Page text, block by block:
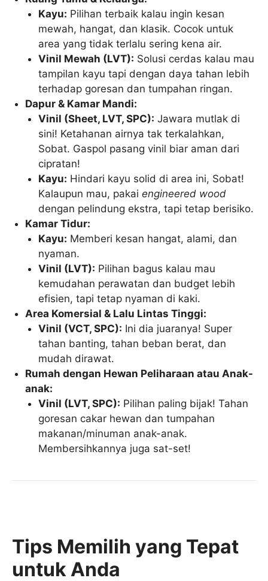
Kayu: Pilihan terbaik kalau ingin kesan
mewah, hangat, dan klasik. Cocok untuk
area yang tidak terlalu sering kena air.
Vinil Mewah (LVT): Solusi cerdas kalau mau
tampilan kayu tapi dengan daya tahan lebih
terhadap goresan dan tumpahan ringan.
Dapur & Kamar Mandi:
Vinil (Sheet, LVT, SPC): Jawara mutlak di
sini! Ketahanan airnya tak terkalahkan,
Sobat. Gaspol pasang vinil biar aman dari
cipratan!
Kayu: Hindari kayu solid di area ini, Sobat!
Kalaupun mau, pakaiengineered wood
dengan pelindung ekstra, tapi tetap berisiko.
Kamar Tidur:
Kayu: Memberi kesan hangat, alami, dan
nyaman.
Vinil (LVT): Pilihan bagus kalau mau
kemudahan perawatan dan budget lebih
efisien, tapi tetap nyaman di kaki.
Area Komersial & Lalu Lintas Tinggi:
Vinil (VCT, SPC): Ini dia juaranya! Super
tahan banting, tahan beban berat, dan
mudah dirawat.
Rumah dengan Hewan Peliharaan atau Anak-
anak:
Vinil (LVT, SPC): Pilihan paling bijak! Tahan
goresan cakar hewan dan tumpahan
makanan/minuman anak-anak.
Membersihkannya juga sat-set!
Tips Memilih yang Tepat
untuk Anda